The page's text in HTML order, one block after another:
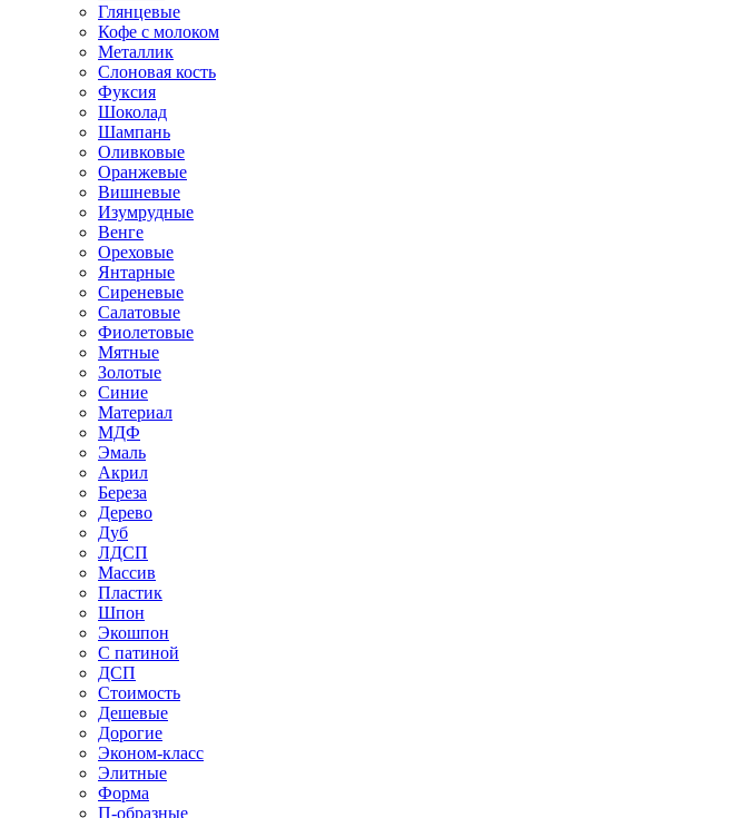
Глянцевые
Кофе с молоком
Металлик
Слоновая кость
Фуксия
Шоколад
Шампань
Оливковые
Оранжевые
Вишневые
Изумрудные
Венге
Ореховые
Янтарные
Сиреневые
Салатовые
Фиолетовые
Мятные
Золотые
Синие
Материал
МДФ
Эмаль
Акрил
Береза
Дерево
Дуб
ЛДСП
Массив
Пластик
Шпон
Экошпон
С патиной
ДСП
Стоимость
Дешевые
Дорогие
Эконом-класс
Элитные
Форма
П-образные